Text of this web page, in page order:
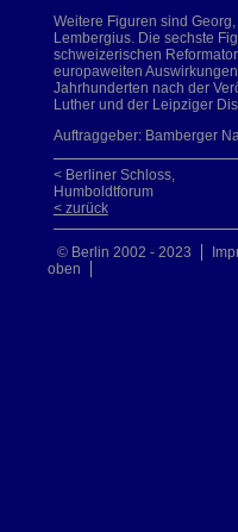
Weitere Figuren sind
Lembergius. Die sechste
schweizerischen
europaweiten
Jahrhunderten nach der
Luther und der Leipziger
Auftraggeber: Bamberger
< Berliner Schloss,
Humboldtforum
< zurück
© Berlin 2002 - 2023
oben